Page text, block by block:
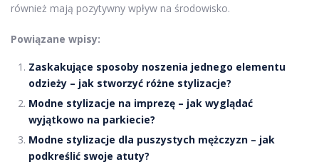
również mają pozytywny wpływ na środowisko.
Powiązane wpisy:
Zaskakujące sposoby noszenia jednego elementu
odzieży – jak stworzyć różne stylizacje?
Modne stylizacje na imprezę – jak wyglądać
wyjątkowo na parkiecie?
Modne stylizacje dla puszystych mężczyzn – jak
podkreślić swoje atuty?